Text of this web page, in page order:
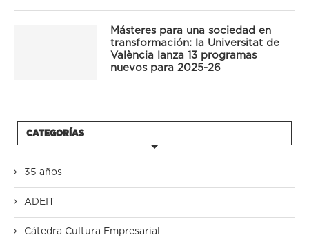
Másteres para una sociedad en
transformación: la Universitat de
València lanza 13 programas
nuevos para 2025-26
CATEGORÍAS
35 años
ADEIT
Cátedra Cultura Empresarial